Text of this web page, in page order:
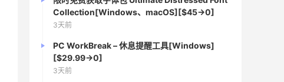
Collection[Windows、macOS][$45→0]
3天前
PC WorkBreak – 休息提醒工具[Windows]
[$29.99→0]
3天前